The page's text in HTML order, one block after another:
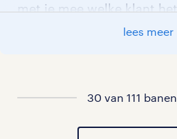
met je mee welke klant
vacatures in De Knipe
lees meer
30 van 111